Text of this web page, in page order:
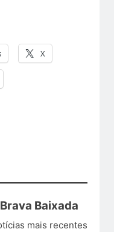
X
Baixada
mais recentes